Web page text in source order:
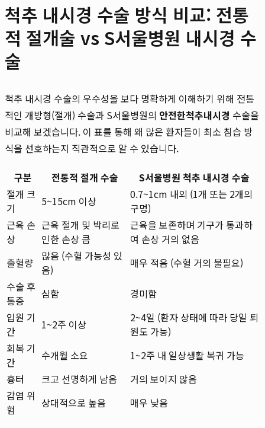
척추 내시경 수술 방식 비교: 전통
적 절개술 vs S서울병원 내시경 수
술
척추 내시경 수술의 우수성을 보다 명확하게 이해하기 위해 전통
적인 개방형(절개) 수술과 S서울병원의 안전한척추내시경 수술을
비교해 보겠습니다. 이 표를 통해 왜 많은 환자들이 최소 침습 방
식을 선호하는지 직관적으로 알 수 있습니다.
구분 전통적 절개 수술
S서울병원 척추 내시경 수술
절개 크
기
5~15cm 이상
0.7~1cm 내외 (1개 또는 2개의
구멍)
근육 손
상
근육 절개 및 박리로
인한 손상 큼
근육을 보존하며 기구가 통과하
여 손상 거의 없음
출혈량
많음 (수혈 가능성 있
음)
매우 적음 (수혈 거의 불필요)
수술 후
통증
심함
경미함
입원 기
간
1~2주 이상
2~4일 (환자 상태에 따라 당일 퇴
원도 가능)
회복 기
간
수개월 소요
1~2주 내 일상생활 복귀 가능
흉터
크고 선명하게 남음
거의 보이지 않음
감염 위
험
상대적으로 높음 매우 낮음